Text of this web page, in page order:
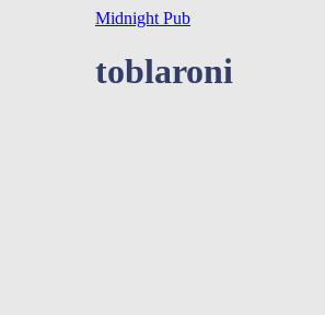
Midnight Pub
toblaroni